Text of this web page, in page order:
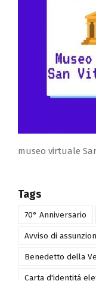
Tags
70° Anniversario
Avviso di
Benedetto della